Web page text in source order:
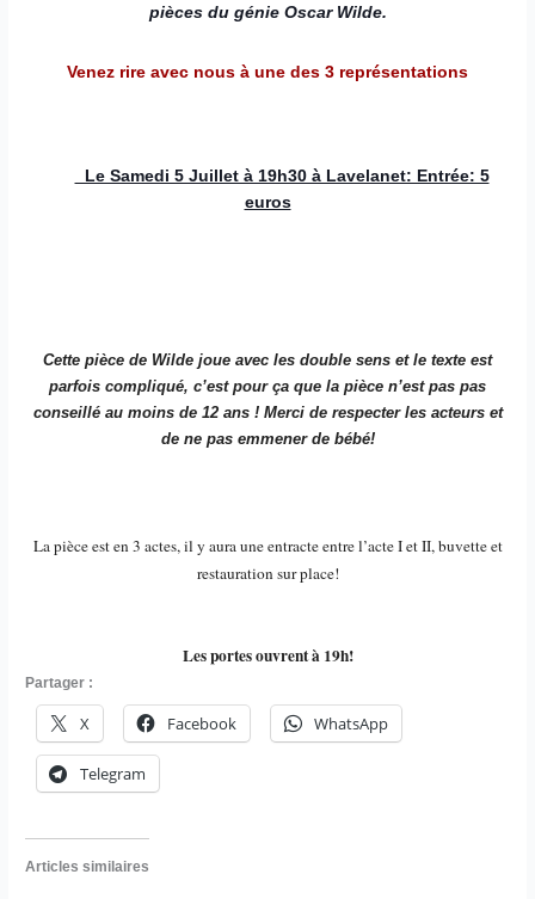
pièces du génie Oscar Wilde.
Venez rire avec nous à une des 3 représentations
Le Samedi 5 Juillet à 19h30 à Lavelanet: Entrée: 5
euros
Cette pièce de Wilde joue avec les double sens et le texte est
parfois compliqué, c’est pour ça que la pièce n’est pas pas
conseillé au moins de 12 ans ! Merci de respecter les acteurs et
de ne pas emmener de bébé!
La pièce est en 3 actes, il y aura une entracte entre l’acte I et II, buvette et
restauration sur place!
Les portes ouvrent à 19h!
Partager :
X Facebook WhatsApp
Telegram
Articles similaires